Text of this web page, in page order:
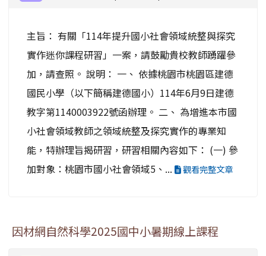
主旨： 有關「114年提升國小社會領域統整與探究
實作迷你課程研習」一案，請鼓勵貴校教師踴躍參
加，請查照。 說明： 一、 依據桃園市桃園區建德
國民小學（以下簡稱建德國小）114年6月9日建德
教字第1140003922號函辦理。 二、 為增進本市國
小社會領域教師之領域統整及探究實作的專業知
能，特辦理旨揭研習，研習相關內容如下： (一) 參
加對象：桃園市國小社會領域5、...
觀看完整文章
因材網自然科學2025國中小暑期線上課程